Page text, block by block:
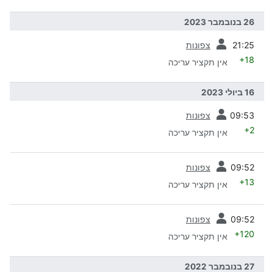
26 בנובמבר 2023
21:25 צפונות
+18 אין תקציר עריכה
16 ביולי 2023
09:53 צפונות
+2 אין תקציר עריכה
09:52 צפונות
+13 אין תקציר עריכה
09:52 צפונות
+120 אין תקציר עריכה
27 בנובמבר 2022